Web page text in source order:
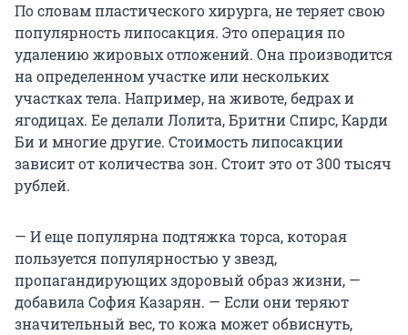
По словам пластического хирурга, не теряет свою
популярность липосакция. Это операция по
удалению жировых отложений. Она производится
на определенном участке или нескольких
участках тела. Например, на животе, бедрах и
ягодицах. Ее делали Лолита, Бритни Спирс, Карди
Би и многие другие. Стоимость липосакции
зависит от количества зон. Стоит это от 300 тысяч
рублей.
— И еще популярна подтяжка торса, которая
пользуется популярностью у звезд,
пропагандирующих здоровый образ жизни, —
добавила София Казарян. — Если они теряют
значительный вес, то кожа может обвиснуть,